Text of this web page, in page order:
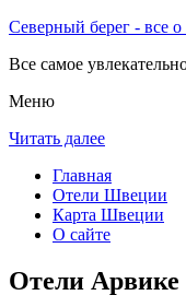
Северный берег - все
Все самое
Меню
Читать далее
Главная
Отели Швеции
Карта Швеции
О сайте
Отели Арвике